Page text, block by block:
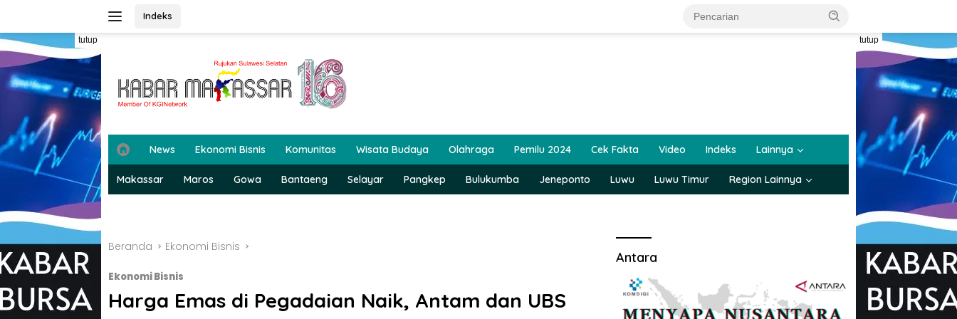
konten
Indeks
tutup tutup
H
o
m
e
News Ekonomi Bisnis Komunitas Wisata Budaya Olahraga Pemilu 2024 Cek Fakta Video Indeks Lainnya
Makassar Maros Gowa Bantaeng Selayar Pangkep Bulukumba Jeneponto Luwu Luwu Timur Region Lainnya
Beranda Ekonomi Bisnis
Ekonomi Bisnis
Harga Emas di Pegadaian Naik, Antam dan UBS
Antara